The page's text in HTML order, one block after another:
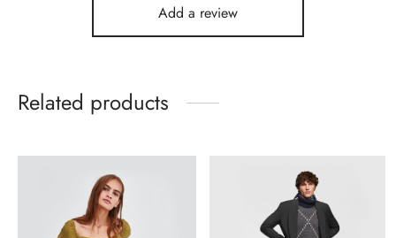
Add a review
Related products